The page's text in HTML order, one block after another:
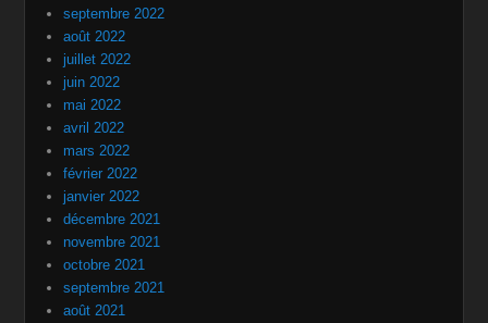
septembre 2022
août 2022
juillet 2022
juin 2022
mai 2022
avril 2022
mars 2022
février 2022
janvier 2022
décembre 2021
novembre 2021
octobre 2021
septembre 2021
août 2021